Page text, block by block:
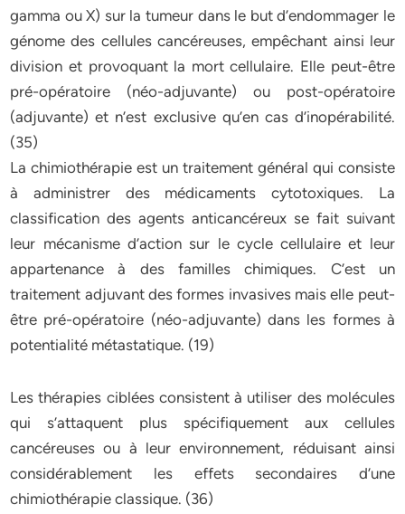
gamma ou X) sur la tumeur dans le but d’endommager le
génome des cellules cancéreuses, empêchant ainsi leur
division et provoquant la mort cellulaire. Elle peut-être
pré-opératoire (néo-adjuvante) ou post-opératoire
(adjuvante) et n’est exclusive qu’en cas d’inopérabilité.
(35)
La chimiothérapie est un traitement général qui consiste
à administrer des médicaments cytotoxiques. La
classification des agents anticancéreux se fait suivant
leur mécanisme d’action sur le cycle cellulaire et leur
appartenance à des familles chimiques. C’est un
traitement adjuvant des formes invasives mais elle peut-
être pré-opératoire (néo-adjuvante) dans les formes à
potentialité métastatique. (19)
Les thérapies ciblées consistent à utiliser des molécules
qui s’attaquent plus spécifiquement aux cellules
cancéreuses ou à leur environnement, réduisant ainsi
considérablement les effets secondaires d’une
chimiothérapie classique. (36)